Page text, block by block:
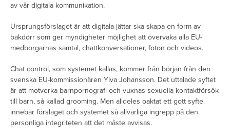
av vår digitala kommunikation.
Ursprungsförslaget är att digitala jättar ska skapa en form av
bakdörr som ger myndigheter möjlighet att övervaka alla EU-
medborgarnas samtal, chattkonversationer, foton och videos.
Chat control, som systemet kallas, kommer från början från den
svenska EU-kommissionären Ylva Johansson. Det uttalade syftet
är att motverka barnpornografi och vuxnas sexuella kontaktförsök
till barn, så kallad grooming. Men alldeles oaktat ett gott syfte
innebär förslaget och systemet så allvarliga ingrepp på den
personliga integriteten att det måste avvisas.